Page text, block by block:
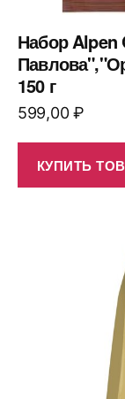
Набор Alpen
150 г
599,00₽
КУПИТЬ